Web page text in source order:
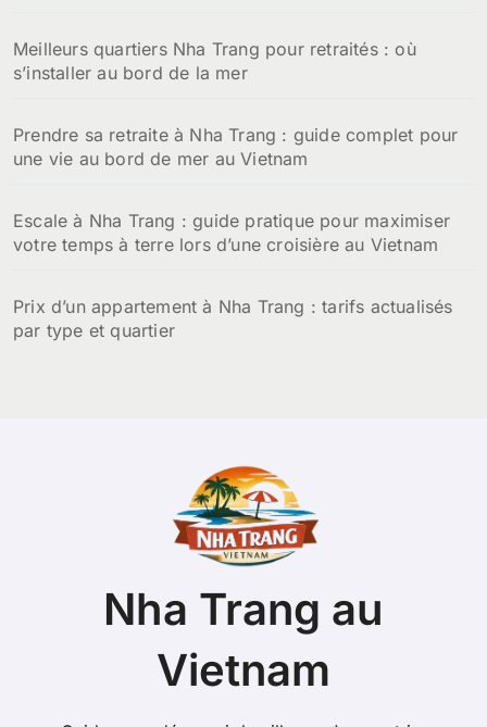
Meilleurs quartiers Nha Trang pour retraités : où
s’installer au bord de la mer
Prendre sa retraite à Nha Trang : guide complet pour
une vie au bord de mer au Vietnam
Escale à Nha Trang : guide pratique pour maximiser
votre temps à terre lors d’une croisière au Vietnam
Prix d’un appartement à Nha Trang : tarifs actualisés
par type et quartier
Nha Trang au
Vietnam